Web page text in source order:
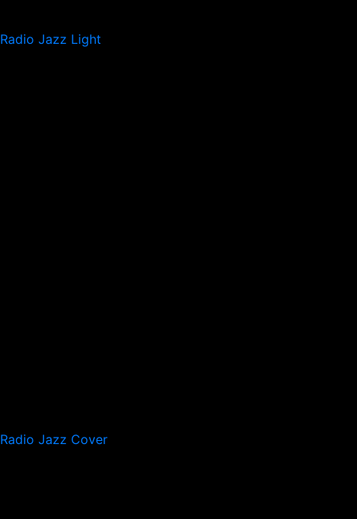
Radio Jazz Light
Radio Jazz Cover